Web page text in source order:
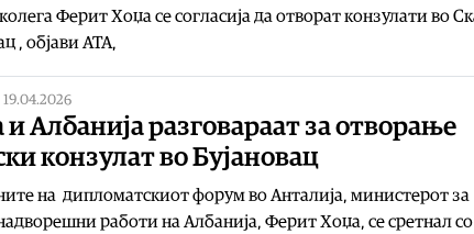
Ферит Хоџа се согласија да отворат конзулати во
, објави АТА,
19.04.2026
и Албанија разговараат за отворање
конзулат во Бујановац
на дипломатскиот форум во Анталија, министерот за
работи на Албанија, Ферит Хоџа, се сретнал со